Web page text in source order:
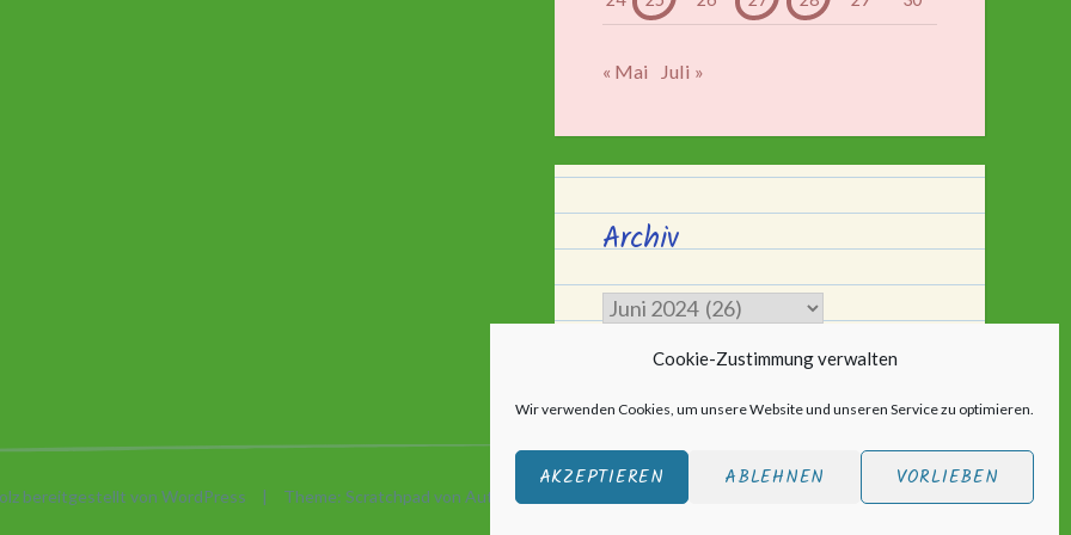
Cookie-Zustimmung verwalten
Wir verwenden Cookies, um unsere Website und unseren Service zu optimieren.
AKZEPTIEREN ABLEHNEN VORLIEBEN
« Mai Juli »
Archiv
Archiv
bereitgestellt von WordPress | Theme: Scratchpad von Automattic